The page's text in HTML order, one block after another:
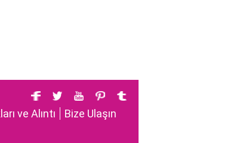
ve Alıntı Bize Ulaşın